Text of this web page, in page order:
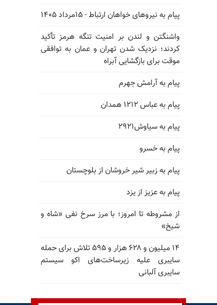
پیام به نیروهای خواهان ارتباط - ۱۵مرداد ۱۴۰۵
واشنگتن و لندن بر امنیت تنگه هرمز تأکید
کردند؛ نزدیک شدن تهران و عمان به توافقی
موقت برای بازگشایی آبراه
پیام به آرامش جهرم
پیام به عباس ۱۲۱۲ همدان
پیام به سیاوش۲۹۲۱
پیام به خسرو
پیام به زبیر شیر خروشان از بلوچستان
پیام به عزیز از یزد
از مشروطه تا امروز؛ با مرز سرخ نفی «شاه و
شیخ»
۱۴ میلیون و ۶۲۸ هزار و ۵۹۵ تلاش برای حمله
سایبری علیه زیرساخت‌های اکو سیستم
سایبری آلبانی